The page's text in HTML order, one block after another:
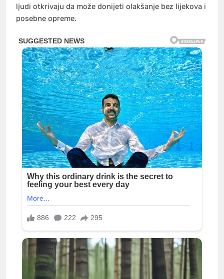
ljudi otkrivaju da može donijeti olakšanje bez lijekova i
posebne opreme.